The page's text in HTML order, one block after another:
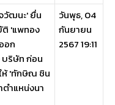
วัฒนะ' ยื่น
'แพทอง
อก
บริษัท ก่อน
ห้ 'ทักษิณ ชิน
ำแหน่งนา
วันพุธ, 04
กันยายน
2567 19:11